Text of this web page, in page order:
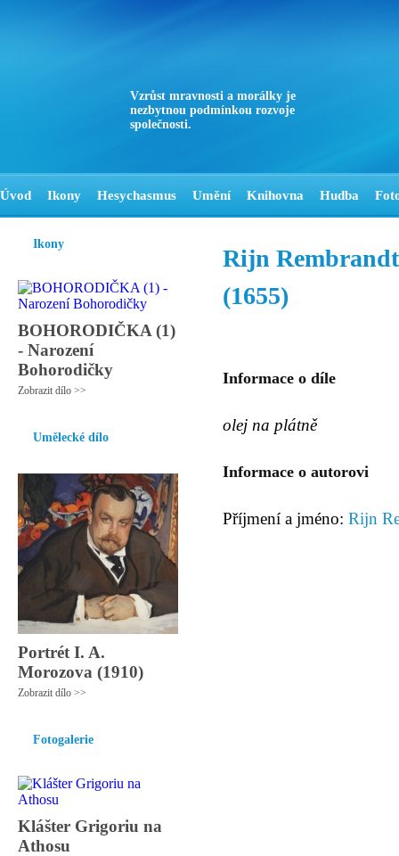
Vzrůst mravnosti a morálky je
nezbytnou podmínkou rozvoje
společnosti.
Úvod Ikony Hesychasmus Umění Knihovna Hudba
Ikony
BOHORODIČKA (1)
- Narození
Bohorodičky
Zobrazit dílo >>
Umělecké dílo
Portrét I. A.
Morozova (1910)
Zobrazit dílo >>
Fotogalerie
Klášter Grigoriu na
Athosu
Rijn
(1655)
Informace o díle
olej na plátně
Informace o autorovi
Příjmení a jméno: Rijn